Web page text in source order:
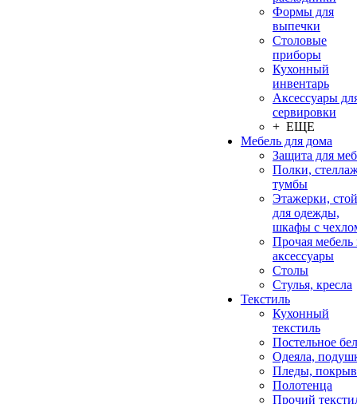
Формы для
выпечки
Столовые
приборы
Кухонный
инвентарь
Аксессуары
сервировки
+ ЕЩЕ
Мебель для дома
Защита для
Полки,
тумбы
Этажерки,
для одежды,
шкафы с
Прочая мебель
аксессуары
Столы
Стулья, кресла
Текстиль
Кухонный
текстиль
Постельное
Одеяла,
Пледы,
Полотенца
Прочий